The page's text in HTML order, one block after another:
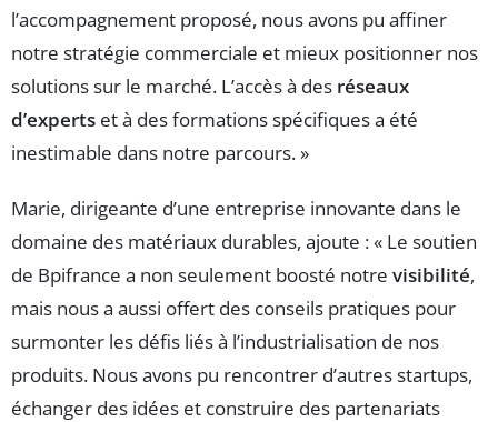
l’accompagnement proposé, nous avons pu affiner
notre stratégie commerciale et mieux positionner nos
solutions sur le marché. L’accès à des réseaux
d’experts et à des formations spécifiques a été
inestimable dans notre parcours. »
Marie, dirigeante d’une entreprise innovante dans le
domaine des matériaux durables, ajoute : « Le soutien
de Bpifrance a non seulement boosté notre visibilité,
mais nous a aussi offert des conseils pratiques pour
surmonter les défis liés à l’industrialisation de nos
produits. Nous avons pu rencontrer d’autres startups,
échanger des idées et construire des partenariats